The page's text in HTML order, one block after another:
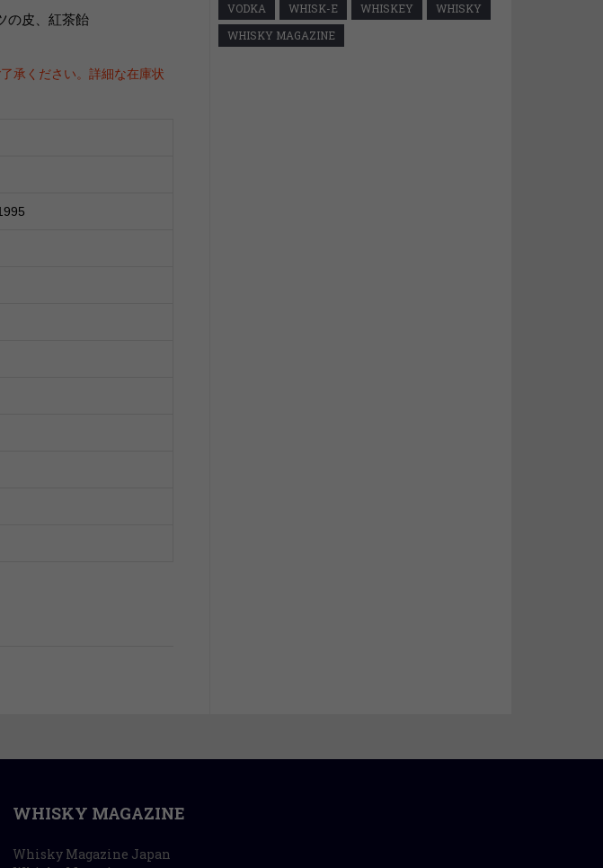
の皮、紅茶飴
承ください。詳細な在庫状
VODKA
WHISK-E WHISKEY
WHISKY
WHISKY MAGAZINE
WHISKY MAGAZINE
Whisky Magazine Japan